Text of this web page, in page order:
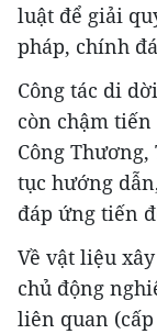
luật để giải
pháp, chính
Công tác di
còn chậm tiến
Công
tục hướng
đáp ứng tiến
Về vật liệu
chủ động
liên quan